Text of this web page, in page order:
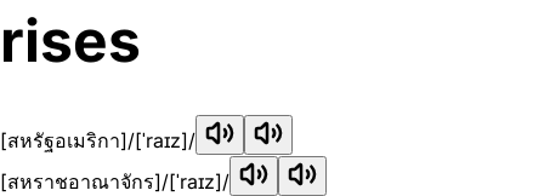
rises
[สหรัฐอเมริกา]/[ˈraɪz]/
[สหราชอาณาจักร]/[ˈraɪz]/